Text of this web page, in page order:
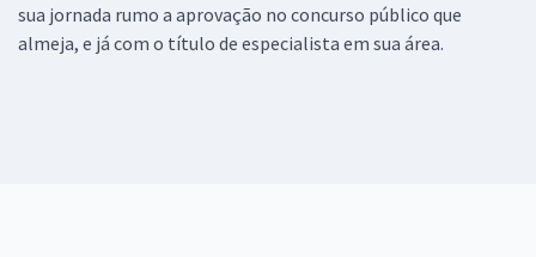
sua jornada rumo a aprovação no concurso público que
almeja, e já com o título de especialista em sua área.